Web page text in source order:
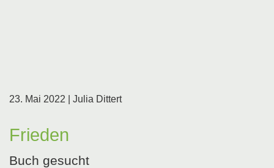
23. Mai 2022 | Julia Dittert
Frieden
Buch gesucht